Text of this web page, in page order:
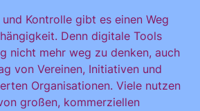
Kontrolle gibt es einen Weg
Denn digitale Tools
nicht mehr weg zu denken, auch
von Vereinen, Initiativen und
Organisationen. Viele nutzen
großen, kommerziellen